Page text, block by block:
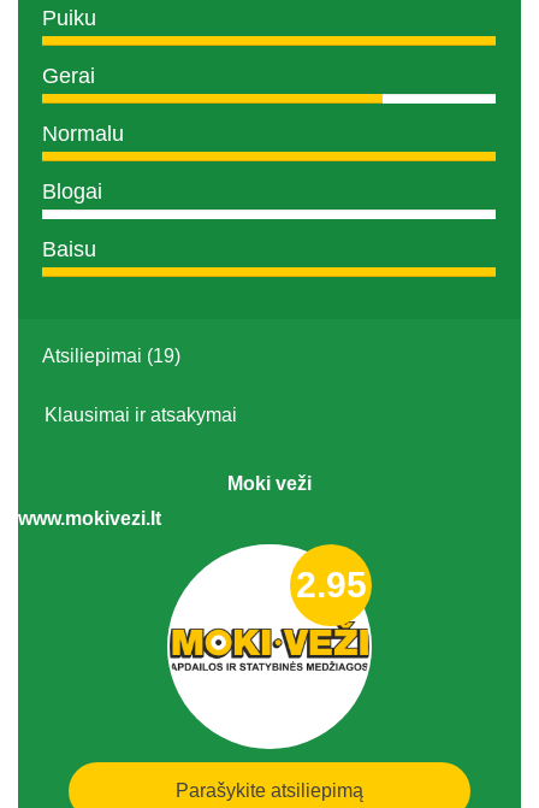
Puiku
Gerai
Normalu
Blogai
Baisu
Atsiliepimai (19)
Klausimai ir atsakymai
Moki veži
www.mokivezi.lt
2.95
Parašykite atsiliepimą